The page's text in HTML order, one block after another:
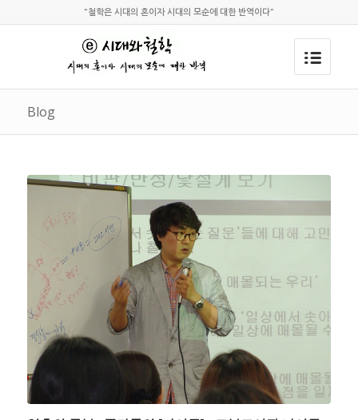
"철학은 시대의 혼이자 시대의 모순에 대한 반역이다"
Blog